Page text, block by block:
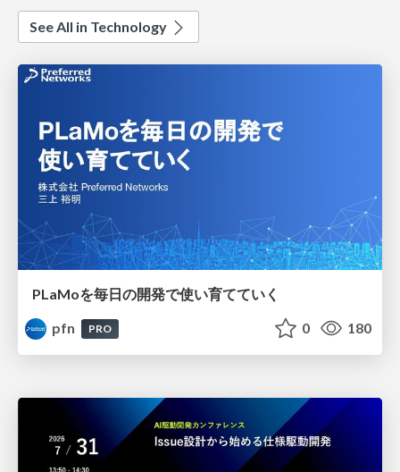
See All in Technology
PLaMoを毎日の開発で使い育てていく
pfn
PRO 0 180